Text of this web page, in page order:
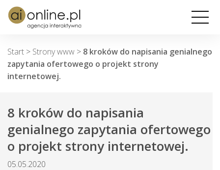
Start > Strony www > 8 kroków do napisania genialnego
zapytania ofertowego o projekt strony
internetowej.
8 kroków do napisania
genialnego zapytania ofertowego
o projekt strony internetowej.
05.05.2020